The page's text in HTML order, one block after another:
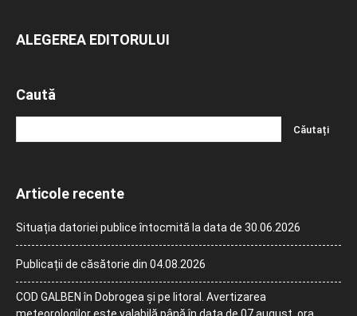
ALEGEREA EDITORULUI
Caută
Articole recente
Situația datoriei publice întocmită la data de 30.06.2026
Publicații de căsătorie din 04.08.2026
COD GALBEN în Dobrogea și pe litoral. Avertizarea